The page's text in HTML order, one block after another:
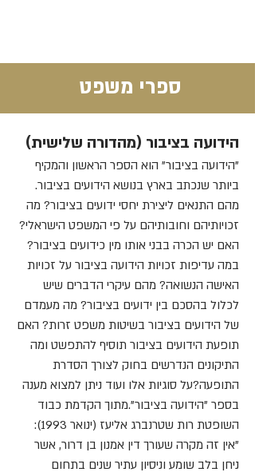
ספרי משפט
הידועה בציבור (מהדורה שלישית)
"הידועה בציבור" הוא הספר הראשון והמקיף
ביותר שנכתב בארץ בנושא הידועים בציבור.
מהם התנאים ליצירת יחסי ידועים בציבור? מה
זכויותיהם וחובותיהם על פי המשפט הישראלי?
האם יש הכרה בבני אותו מין כידועים בציבור?
במה עדיפות זכויות הידועה בציבור על זכויות
האישה הנשואה? מהם עיקרי הדברים שיש
לכלול בהסכם בין ידועים בציבור? מה מעמדם
של הידועים בציבור בשיטות משפט זרות? האם
תופעת הידועים בציבור תוסיף להתפשט ומה
התיקונים הנדרשים בחוק לצורך הסדרת
התופעה?על סוגיות אלו ועוד ניתן למצוא מענה
בספר "הידועה בציבור".מתוך הקדמת כבוד
השופטת רות שטרנברג אליעז (ינואר 1993):
"אין זה מקרה שעורך דין אמנון בן דרור, אשר
ניחן בלב שומע וניסיון עתיר שנים בתחום